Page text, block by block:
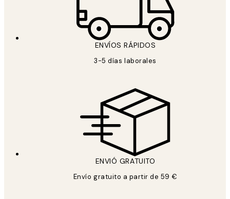
ENVÍOS RÁPIDOS
3-5 días laborales
ENVIÓ GRATUITO
Envío gratuito a partir de 59 €